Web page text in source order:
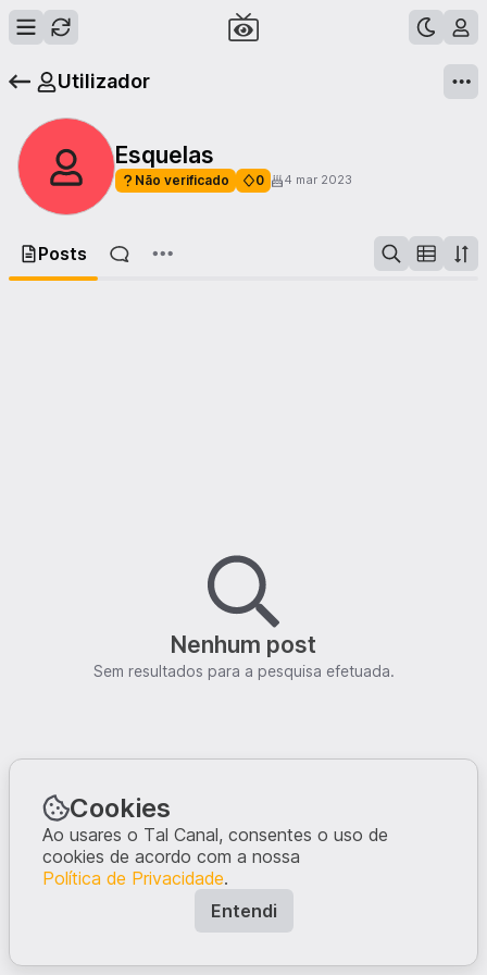
Utilizador
Esquelas
Não verificado 0 4 mar 2023
Posts
Nenhum post
Sem resultados para a pesquisa efetuada.
Cookies
Ao usares o Tal Canal, consentes o uso de
cookies de acordo com a nossa
Política de Privacidade.
Entendi